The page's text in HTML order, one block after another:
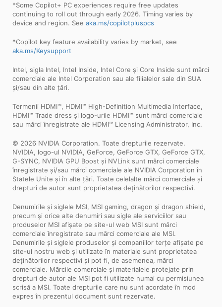
*Some Copilot+ PC experiences require free updates
continuing to roll out through early 2026. Timing varies by
device and region. See aka.ms/copilotpluspcs
*Copilot key feature availability varies by market, see
aka.ms/Keysupport
Intel, sigla Intel, Intel Inside, Intel Core și Core Inside sunt mărci
comerciale ale Intel Corporation sau ale filialelor sale din SUA
și/sau din alte țări.
Termenii HDMI™, HDMI™ High-Definition Multimedia Interface,
HDMI™ Trade dress și logo-urile HDMI™ sunt mărci comerciale
sau mărci înregistrate ale HDMI™ Licensing Administrator, Inc.
© 2026 NVIDIA Corporation. Toate drepturile rezervate.
NVIDIA, logo-ul NVIDIA, GeForce, GeForce GTX, GeForce GTX,
G-SYNC, NVIDIA GPU Boost și NVLink sunt mărci comerciale
înregistrate și/sau mărci comerciale ale NVIDIA Corporation în
Statele Unite și în alte țări. Toate celelalte mărci comerciale și
drepturi de autor sunt proprietatea deținătorilor respectivi.
Denumirile și siglele MSI, MSI gaming, dragon și dragon shield,
precum și orice alte denumiri sau sigle ale serviciilor sau
produselor MSI afișate pe site-ul web MSI sunt mărci
comerciale înregistrate sau mărci comerciale ale MSI.
Denumirile și siglele produselor și companiilor terțe afișate pe
site-ul nostru web și utilizate în materiale sunt proprietatea
deținătorilor respectivi și pot fi, de asemenea, mărci
comerciale. Mărcile comerciale și materialele protejate prin
drepturi de autor ale MSI pot fi utilizate numai cu permisiunea
scrisă a MSI. Toate drepturile care nu sunt acordate în mod
expres în prezentul document sunt rezervate.